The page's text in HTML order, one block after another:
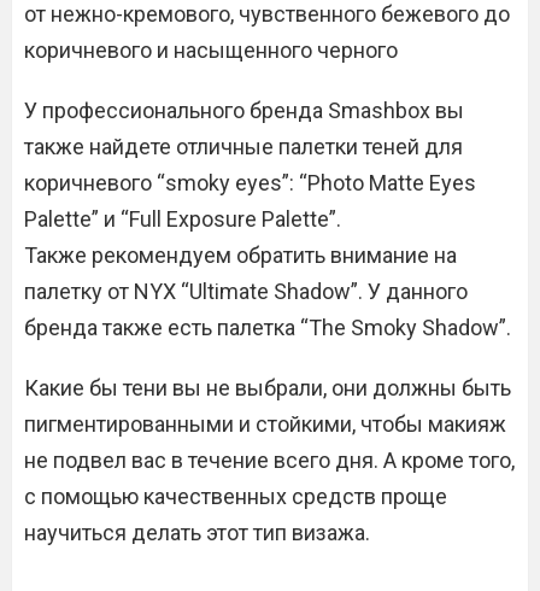
от нежно-кремового, чувственного бежевого до
коричневого и насыщенного черного
У профессионального бренда Smashbox вы
также найдете отличные палетки теней для
коричневого “smoky eyes”: “Photo Matte Eyes
Palette” и “Full Exposure Palette”.
Также рекомендуем обратить внимание на
палетку от NYX “Ultimate Shadow”. У данного
бренда также есть палетка “The Smoky Shadow”.
Какие бы тени вы не выбрали, они должны быть
пигментированными и стойкими, чтобы макияж
не подвел вас в течение всего дня. А кроме того,
с помощью качественных средств проще
научиться делать этот тип визажа.